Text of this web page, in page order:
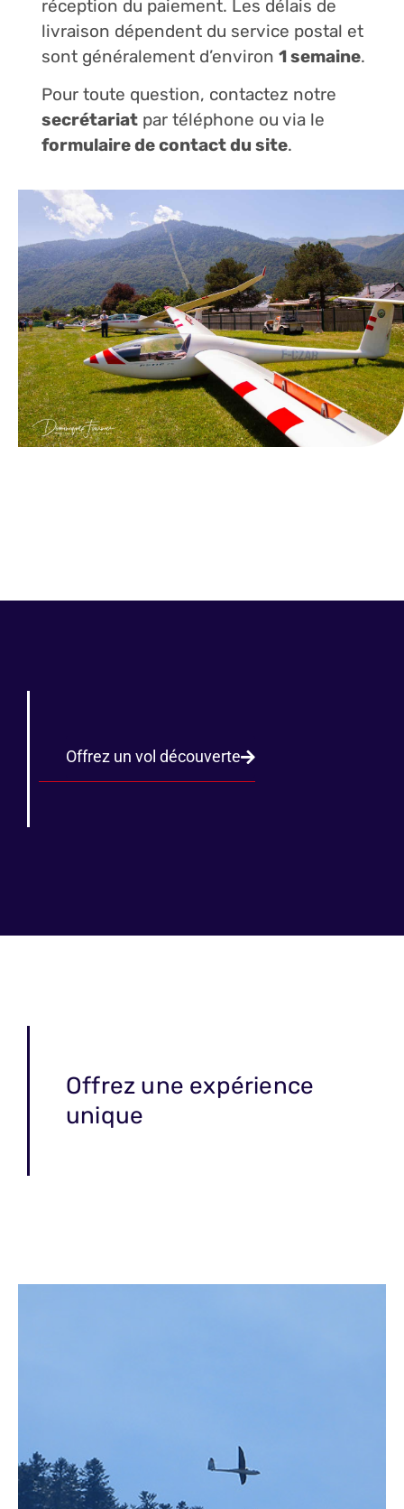
réception du paiement. Les délais de
livraison dépendent du service postal et
sont généralement d’environ 1 semaine.
Pour toute question, contactez notre
secrétariat par téléphone ou via le
formulaire de contact du site.
Offrez un vol découverte
Offrez une expérience
unique